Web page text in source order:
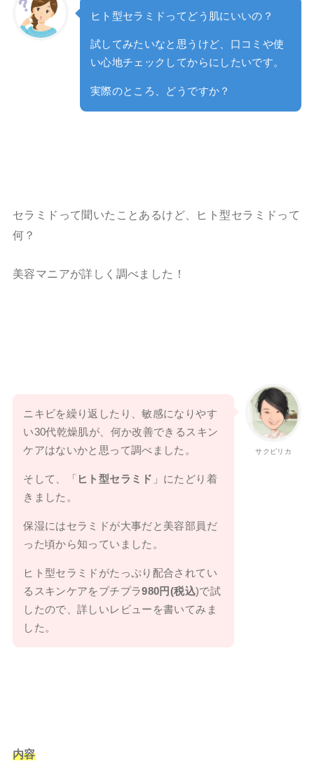
ヒト型セラミドってどう肌にいいの？
試してみたいなと思うけど、口コミや使
い心地チェックしてからにしたいです。
実際のところ、どうですか？
セラミドって聞いたことあるけど、ヒト型セラミドって
何？
美容マニアが詳しく調べました！
サクピリカ
ニキビを繰り返したり、敏感になりやす
い30代乾燥肌が、何か改善できるスキン
ケアはないかと思って調べました。
そして、「 ヒト型セラミド 」にたどり着
きました。
保湿にはセラミドが大事だと美容部員だ
った頃から知っていました。
ヒト型セラミドがたっぷり配合されてい
るスキンケアをプチプラ980円(税込)で試
したので、詳しいレビューを書いてみま
した。
内容